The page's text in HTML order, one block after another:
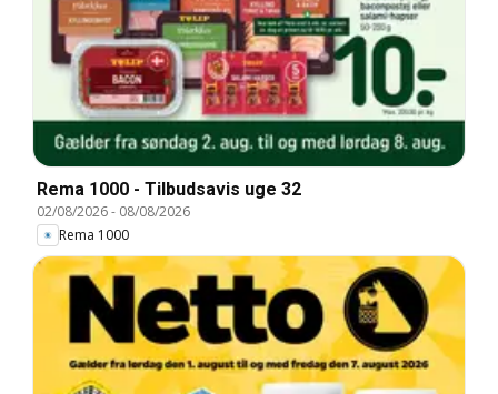
Rema 1000 - Tilbudsavis uge 32
02/08/2026- 08/08/2026
Rema 1000